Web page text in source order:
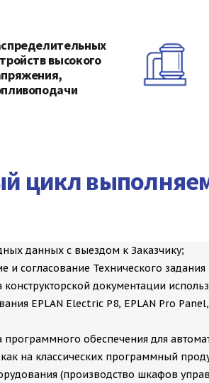
высокого
цикл
данных с выездом к Заказчику;
и согласование Технического
конструкторской документации
EPLAN Electric P8, EPLAN Pro
программного обеспечения для
на классических программный
(производство шкафов